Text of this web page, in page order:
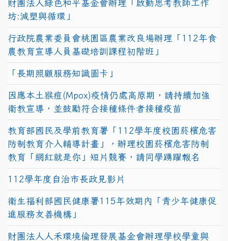
財團法人綠色和平基金會辦理「啟動思考教師工作
坊:減塑與循環」
行政院農業委員會桃園區農業改良場辦理「112年食
農教育宣導人員基礎培訓課程初階班」
「長期照顧服務知識圖卡」
因應本土猴痘(Mpox)疫情仍處高原期，請持續加強
衛教宣導，並鼓勵符合接種條件者接種疫苗
教育部國民及學前教育署「112學年度校園菸檳危害
防制教育介入輔導計畫」，辦理校園菸檳危害防制
教育「網紅就是你」短片競賽，請同學踴躍報名
112學年度自治市長政見影片
衛生福利部國民健康署115年效期內「青少年健康促
進服務友善機構」
財團法人人禾環境倫理發展基金會辦理學校學童與